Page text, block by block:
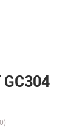
GC304